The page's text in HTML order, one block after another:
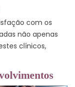
com os
não apenas
clínicos,